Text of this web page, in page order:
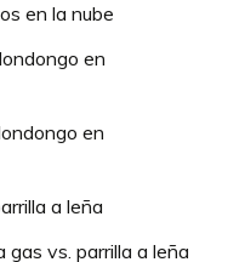
en la nube
en
en
a leña
gas vs. parrilla a leña